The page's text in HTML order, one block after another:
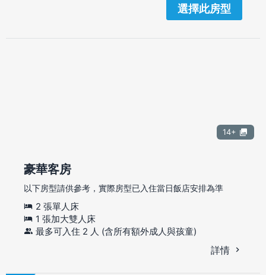
選擇此房型
14+
豪華客房
以下房型請供參考，實際房型已入住當日飯店安排為準
2 張單人床
1 張加大雙人床
最多可入住 2 人 (含所有額外成人與孩童)
詳情